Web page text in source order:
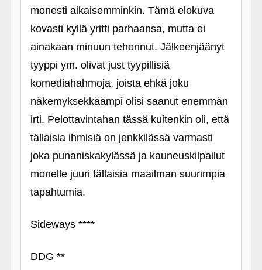
monesti aikaisemminkin. Tämä elokuva
kovasti kyllä yritti parhaansa, mutta ei
ainakaan minuun tehonnut. Jälkeenjäänyt
tyyppi ym. olivat just tyypillisiä
komediahahmoja, joista ehkä joku
näkemyksekkäämpi olisi saanut enemmän
irti. Pelottavintahan tässä kuitenkin oli, että
tällaisia ihmisiä on jenkkilässä varmasti
joka punaniskakylässä ja kauneuskilpailut
monelle juuri tällaisia maailman suurimpia
tapahtumia.
Sideways ****
DDG **